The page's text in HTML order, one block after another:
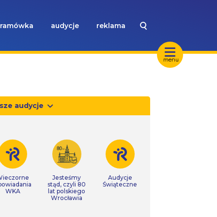
menu
ramówka audycje reklama
audycje
WKA
Jesteśmy
stąd, czyli 80
lat polskiego
Wrocławia
Audycje
Świąteczne